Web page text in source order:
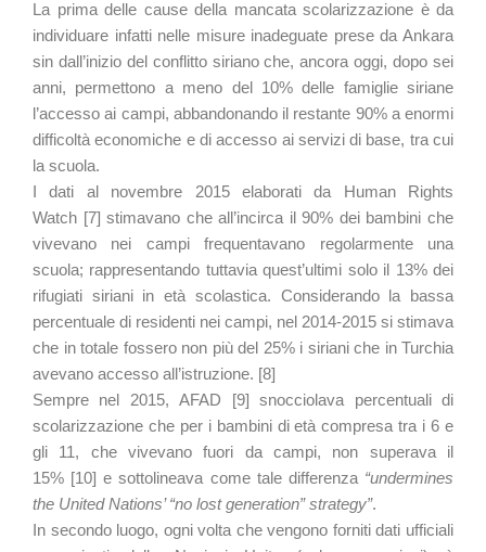
La prima delle cause della mancata scolarizzazione è da
individuare infatti nelle misure inadeguate prese da Ankara
sin dall’inizio del conflitto siriano che, ancora oggi, dopo sei
anni, permettono a meno del 10% delle famiglie siriane
l’accesso ai campi, abbandonando il restante 90% a enormi
difficoltà economiche e di accesso ai servizi di base, tra cui
la scuola.
I dati al novembre 2015 elaborati da Human Rights
Watch [7] stimavano che all’incirca il 90% dei bambini che
vivevano nei campi frequentavano regolarmente una
scuola; rappresentando tuttavia quest’ultimi solo il 13% dei
rifugiati siriani in età scolastica. Considerando la bassa
percentuale di residenti nei campi, nel 2014-2015 si stimava
che in totale fossero non più del 25% i siriani che in Turchia
avevano accesso all’istruzione. [8]
Sempre nel 2015, AFAD [9] snocciolava percentuali di
scolarizzazione che per i bambini di età compresa tra i 6 e
gli 11, che vivevano fuori da campi, non superava il
15% [10] e sottolineava come tale differenza“undermines
the United Nations’ “no lost generation” strategy”.
In secondo luogo, ogni volta che vengono forniti dati ufficiali